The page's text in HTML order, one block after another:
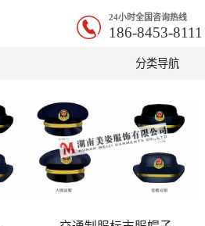
24小时全国咨询热线
186-8453-8111
分类导航